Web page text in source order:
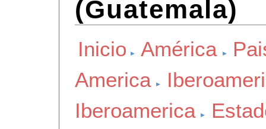
(Guatemala)
Inicio América
America
Iberoamerica